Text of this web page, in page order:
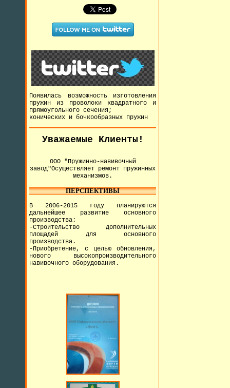
Появилась возможность изготовления
пружин из проволоки квадратного и
прямоугольного сечения;
конических и бочкообразных пружин
Уважаемые Клиенты!
ООО "Пружинно-навивочный
завод"Осуществляет ремонт пружинных
механизмов.
ПЕРСПЕКТИВЫ
В 2006-2015 году планируются
дальнейшее развитие основного
производства:
-Строительство дополнительных
площадей для основного
производства.
-Приобретение, с целью обновления,
нового высокопроизводительного
навивочного оборудования.